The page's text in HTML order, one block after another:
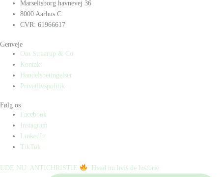
Marselisborg havnevej 36
8000 Aarhus C
CVR: 61966617
Genveje
Om Straarup & Co
Kontakt
Handelsbetingelser
Privatlivspolitik
Følg os
Facebook
Instagram
LinkedIn
TikTok
UDE NU: ANTICHRISTIE ⁠ ⁠ Hvad nu hvis de historie